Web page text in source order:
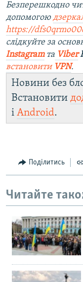
Безперешкодно
допомогою
https://
слідкуйте за
Instagramта Viber
встановити VPN.
Новини без
Встановити
і Android.
Поділитись
Читайте